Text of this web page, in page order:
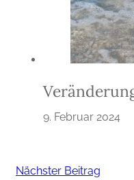
9. Februar 2024
Nächster Beitrag